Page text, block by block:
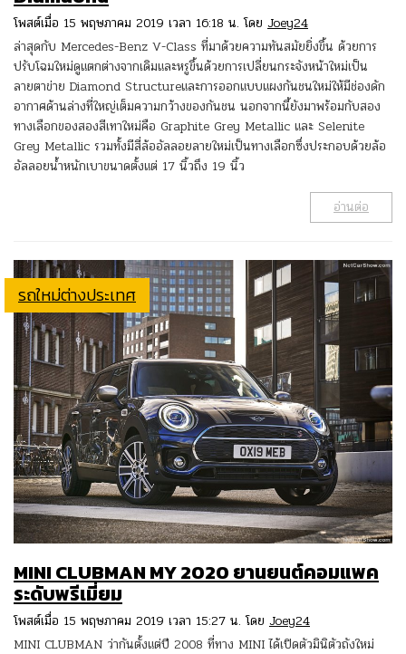
โพสต์เมื่อ 15 พฤษภาคม 2019 เวลา 16:18 น. โดย Joey24
ล่าสุดกับ Mercedes-Benz V-Class ที่มาด้วยความทันสมัยยิ่งขึ้น ด้วยการ
ปรับโฉมใหม่ดูแตกต่างจากเดิมและหรูขึ้นด้วยการเปลี่ยนกระจังหน้าใหม่เป็น
ลายตาข่าย Diamond Structureและการออกแบบแผงกันชนใหม่ให้มีช่องดัก
อากาศด้านล่างที่ใหญ่เต็มความกว้างของกันชน นอกจากนี้ยังมาพร้อมกับสอง
ทางเลือกของสองสีเทาใหม่คือ Graphite Grey Metallic และ Selenite
Grey Metallic รวมทั้งมีสี่ล้ออัลลอยลายใหม่เป็นทางเลือกซึ่งประกอบด้วยล้อ
อัลลอยน้ำหนักเบาขนาดตั้งแต่ 17 นิ้วถึง 19 นิ้ว
อ่านต่อ
รถใหม่ต่างประเทศ
MINI CLUBMAN MY 2020 ยานยนต์คอมแพค
ระดับพรีเมี่ยม
โพสต์เมื่อ 15 พฤษภาคม 2019 เวลา 15:27 น. โดย Joey24
MINI CLUBMAN ว่ากันตั้งแต่ปี 2008 ที่ทาง MINI ได้เปิดตัวมินิตัวถังใหม่